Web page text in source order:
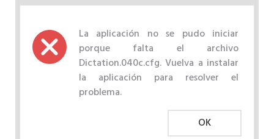
La aplicación no se pudo iniciar
porque falta el archivo
Dictation.040c.cfg. Vuelva a instalar
la aplicación para resolver el
problema.
OK